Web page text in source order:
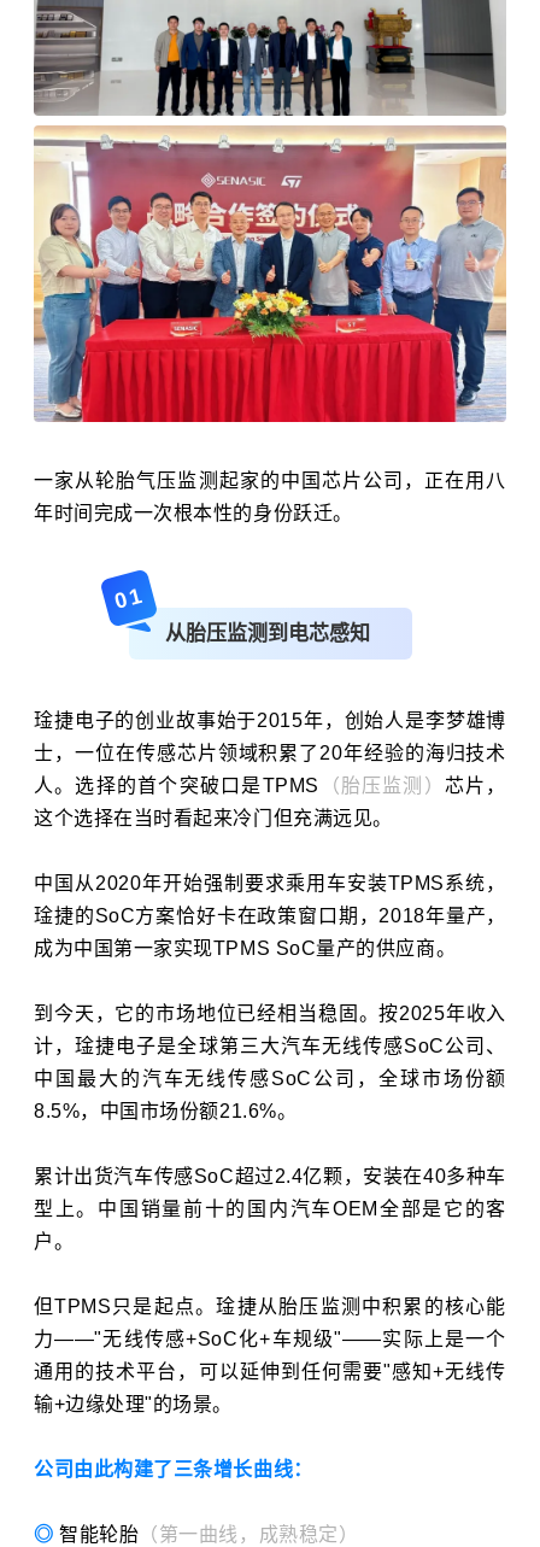
一家从轮胎气压监测起家的中国芯片公司，正在用八
年时间完成一次根本性的身份跃迁。
01
从胎压监测到电芯感知
琻捷电子的创业故事始于2015年，创始人是李梦雄博
士，一位在传感芯片领域积累了20年经验的海归技术
人。选择的首个突破口是TPMS
（胎压监测） 芯片，
这个选择在当时看起来冷门但充满远见。
中国从2020年开始强制要求乘用车安装TPMS系统，
琻捷的SoC方案恰好卡在政策窗口期，2018年量产，
成为中国第一家实现TPMS SoC量产的供应商。
到今天，它的市场地位已经相当稳固。按2025年收入
计，琻捷电子是全球第三大汽车无线传感SoC公司、
中国最大的汽车无线传感SoC公司，全球市场份额
8.5%，中国市场份额21.6%。
累计出货汽车传感SoC超过2.4亿颗，安装在40多种车
型上。中国销量前十的国内汽车OEM全部是它的客
户。
但TPMS只是起点。琻捷从胎压监测中积累的核心能
力——"无线传感+SoC化+车规级"——实际上是一个
通用的技术平台，可以延伸到任何需要"感知+无线传
输+边缘处理"的场景。
公司由此构建了三条增长曲线：
◎智能轮胎 （第一曲线，成熟稳定）